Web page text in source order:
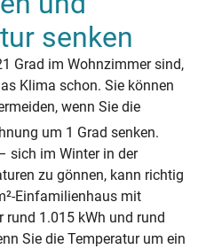
senken
Grad im Wohnzimmer sind,
Klima schon. Sie können
wenn Sie die
um 1 Grad senken.
sich im Winter in der
zu gönnen, kann richtig
Einfamilienhaus mit
rund 1.015 kWh und rund
Sie die Temperatur um ein